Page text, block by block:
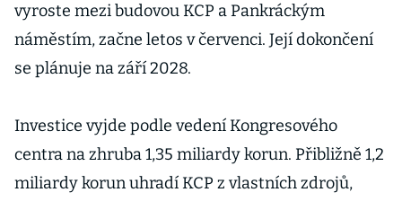
vyroste mezi budovou KCP a Pankráckým
náměstím, začne letos v červenci. Její dokončení
se plánuje na září 2028.
Investice vyjde podle vedení Kongresového
centra na zhruba 1,35 miliardy korun. Přibližně 1,2
miliardy korun uhradí KCP z vlastních zdrojů,